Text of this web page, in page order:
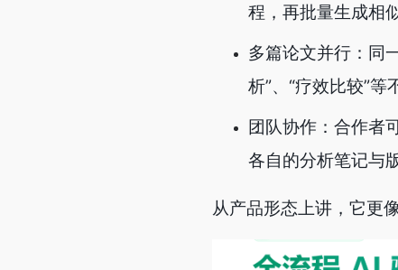
程，再批量生成相
多篇论文并行：同
析”、“疗效比较”等
团队协作：合作者
各自的分析笔记与
从产品形态上讲，它更